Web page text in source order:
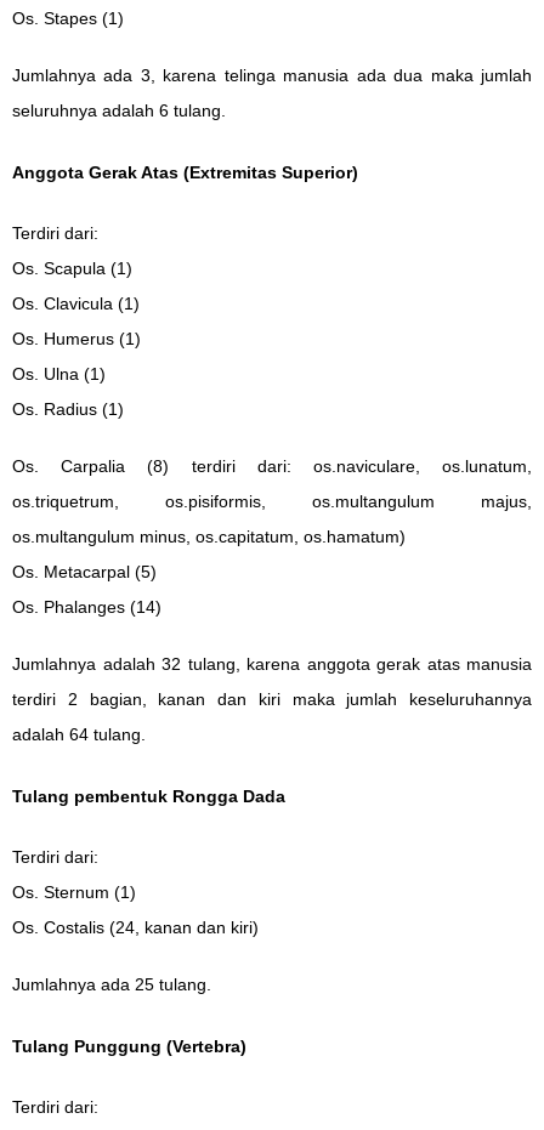
Os. Stapes (1)
Jumlahnya ada 3, karena telinga manusia ada dua maka jumlah
seluruhnya adalah 6 tulang.
Anggota Gerak Atas (Extremitas Superior)
Terdiri dari:
Os. Scapula (1)
Os. Clavicula (1)
Os. Humerus (1)
Os. Ulna (1)
Os. Radius (1)
Os. Carpalia (8) terdiri dari: os.naviculare, os.lunatum,
os.triquetrum, os.pisiformis, os.multangulum majus,
os.multangulum minus, os.capitatum, os.hamatum)
Os. Metacarpal (5)
Os. Phalanges (14)
Jumlahnya adalah 32 tulang, karena anggota gerak atas manusia
terdiri 2 bagian, kanan dan kiri maka jumlah keseluruhannya
adalah 64 tulang.
Tulang pembentuk Rongga Dada
Terdiri dari:
Os. Sternum (1)
Os. Costalis (24, kanan dan kiri)
Jumlahnya ada 25 tulang.
Tulang Punggung (Vertebra)
Terdiri dari: